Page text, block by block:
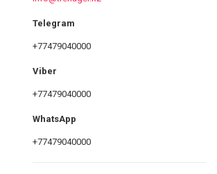
+77479040000
+77479040000
+77479040000